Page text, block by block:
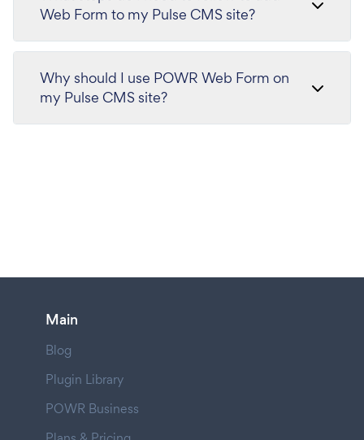
Web Form to my Pulse CMS site?
Why should I use POWR Web Form on
my Pulse CMS site?
Main
Blog
Plugin Library
POWR Business